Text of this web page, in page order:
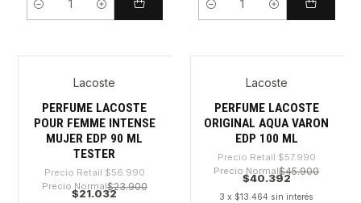
Cantidad Cantidad
Lacoste
PERFUME LACOSTE
POUR FEMME INTENSE
MUJER EDP 90 ML
TESTER
Precio Retail $56.990
Precio Normal$23.900
$21.032
Lacoste
PERFUME LACOSTE
ORIGINAL AQUA VARON
EDP 100 ML
Precio Retail $57.990
Precio Normal$45.900
$40.392
3 x $13.464 sin interés